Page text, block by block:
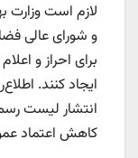
لازم است وزارت
و شورای عالی
برای احراز و
ایجاد کنند.
انتشار لیست
کاهش اعتماد